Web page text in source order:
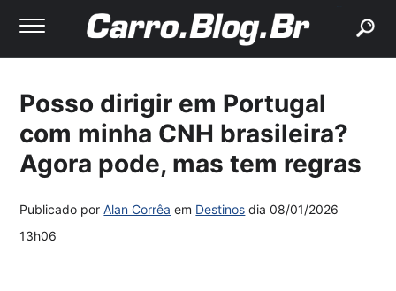
Posso dirigir em Portugal
com minha CNH brasileira?
Agora pode, mas tem regras
Publicado porAlan Corrêa em Destinos dia08/01/2026
13h06